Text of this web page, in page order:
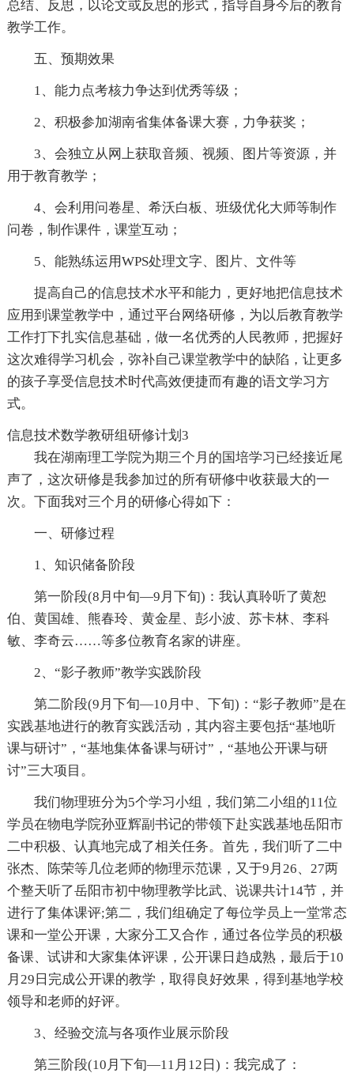
总结、反思，以论文或反思的形式，指导自身今后的教育
教学工作。
五、预期效果
1、能力点考核力争达到优秀等级；
2、积极参加湖南省集体备课大赛，力争获奖；
3、会独立从网上获取音频、视频、图片等资源，并
用于教育教学；
4、会利用问卷星、希沃白板、班级优化大师等制作
问卷，制作课件，课堂互动；
5、能熟练运用WPS处理文字、图片、文件等
提高自己的信息技术水平和能力，更好地把信息技术
应用到课堂教学中，通过平台网络研修，为以后教育教学
工作打下扎实信息基础，做一名优秀的人民教师，把握好
这次难得学习机会，弥补自己课堂教学中的缺陷，让更多
的孩子享受信息技术时代高效便捷而有趣的语文学习方
式。
信息技术数学教研组研修计划3
我在湖南理工学院为期三个月的国培学习已经接近尾
声了，这次研修是我参加过的所有研修中收获最大的一
次。下面我对三个月的研修心得如下：
一、研修过程
1、知识储备阶段
第一阶段(8月中旬—9月下旬)：我认真聆听了黄恕
伯、黄国雄、熊春玲、黄金星、彭小波、苏卡林、李科
敏、李奇云……等多位教育名家的讲座。
2、“影子教师”教学实践阶段
第二阶段(9月下旬—10月中、下旬)：“影子教师”是在
实践基地进行的教育实践活动，其内容主要包括“基地听
课与研讨”，“基地集体备课与研讨”，“基地公开课与研
讨”三大项目。
我们物理班分为5个学习小组，我们第二小组的11位
学员在物电学院孙亚辉副书记的带领下赴实践基地岳阳市
二中积极、认真地完成了相关任务。首先，我们听了二中
张杰、陈荣等几位老师的物理示范课，又于9月26、27两
个整天听了岳阳市初中物理教学比武、说课共计14节，并
进行了集体课评;第二，我们组确定了每位学员上一堂常态
课和一堂公开课，大家分工又合作，通过各位学员的积极
备课、试讲和大家集体评课，公开课日趋成熟，最后于10
月29日完成公开课的教学，取得良好效果，得到基地学校
领导和老师的好评。
3、经验交流与各项作业展示阶段
第三阶段(10月下旬—11月12日)：我完成了：